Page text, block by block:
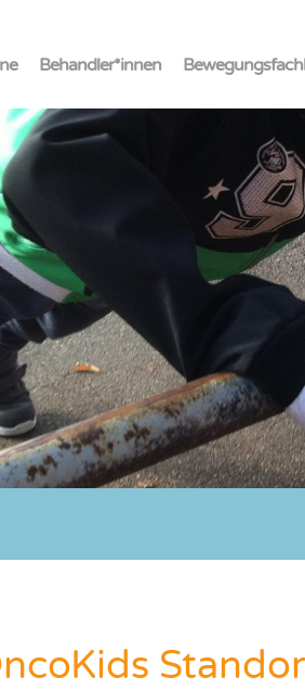
Behandler*innen